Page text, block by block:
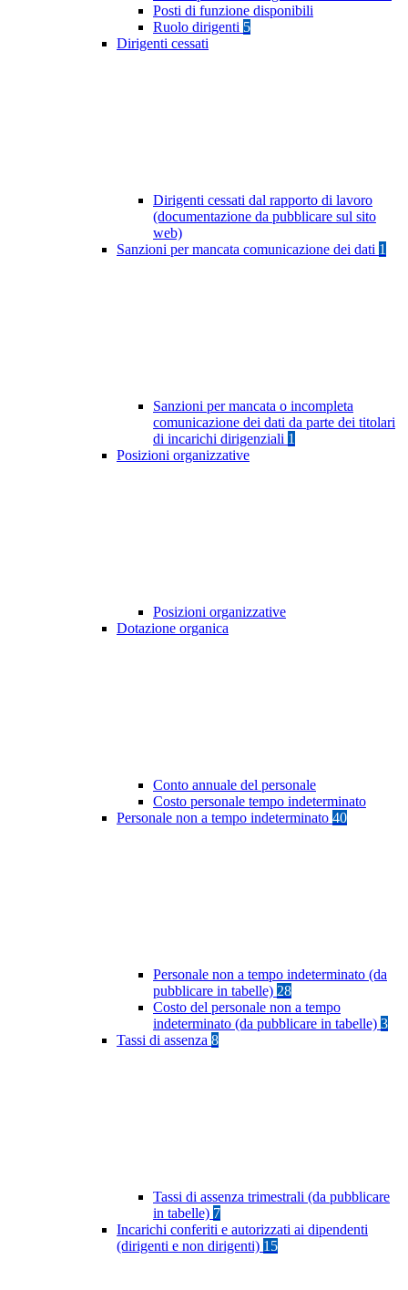
Posti di funzione disponibili
Ruolo dirigenti 5
Dirigenti cessati
Dirigenti cessati dal rapporto di lavoro
(documentazione da pubblicare sul sito
web)
Sanzioni per mancata comunicazione dei dati 1
Sanzioni per mancata o incompleta
comunicazione dei dati da parte dei titolari
di incarichi dirigenziali 1
Posizioni organizzative
Posizioni organizzative
Dotazione organica
Conto annuale del personale
Costo personale tempo indeterminato
Personale non a tempo indeterminato 40
Personale non a tempo indeterminato (da
pubblicare in tabelle) 28
Costo del personale non a tempo
indeterminato (da pubblicare in tabelle) 3
Tassi di assenza 8
Tassi di assenza trimestrali (da pubblicare
in tabelle) 7
Incarichi conferiti e autorizzati ai dipendenti
(dirigenti e non dirigenti) 15